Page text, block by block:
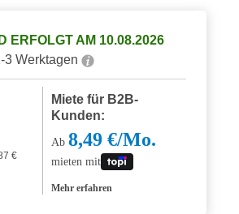
ERFOLGT AM 10.08.2026
3 Werktagen
€
Miete für B2B-
Kunden:
Ab8,49 €/Mo.
mieten mit
Mehr erfahren